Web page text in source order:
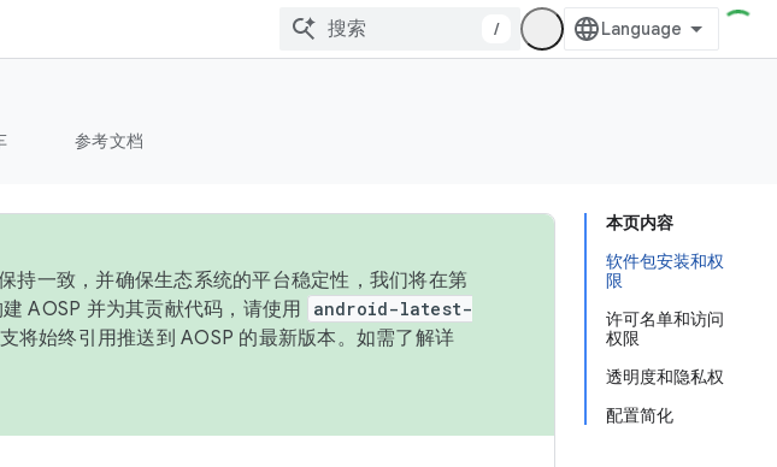
/
参考文档
本页内容
软件包安装和权
限
许可名单和访问
权限
透明度和隐私权
配置简化
持一致，并确保生态系统的平台稳定性，我们将在第
AOSP 并为其贡献代码，请使用
android-latest-
将始终引用推送到 AOSP 的最新版本。如需了解详